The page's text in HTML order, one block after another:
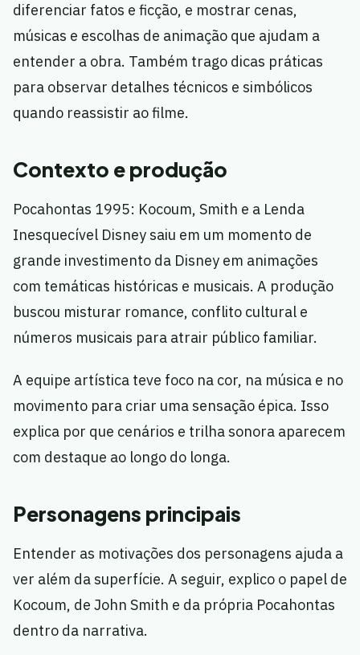
diferenciar fatos e ficção, e mostrar cenas,
músicas e escolhas de animação que ajudam a
entender a obra. Também trago dicas práticas
para observar detalhes técnicos e simbólicos
quando reassistir ao filme.
Contexto e produção
Pocahontas 1995: Kocoum, Smith e a Lenda
Inesquecível Disney saiu em um momento de
grande investimento da Disney em animações
com temáticas históricas e musicais. A produção
buscou misturar romance, conflito cultural e
números musicais para atrair público familiar.
A equipe artística teve foco na cor, na música e no
movimento para criar uma sensação épica. Isso
explica por que cenários e trilha sonora aparecem
com destaque ao longo do longa.
Personagens principais
Entender as motivações dos personagens ajuda a
ver além da superfície. A seguir, explico o papel de
Kocoum, de John Smith e da própria Pocahontas
dentro da narrativa.